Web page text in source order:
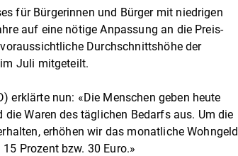
für Bürgerinnen und Bürger mit niedrigen
auf eine nötige Anpassung an die Preis-
Durchschnittshöhe der
Juli mitgeteilt.
erklärte nun: «Die Menschen geben heute
Waren des täglichen Bedarfs aus. Um die
erhöhen wir das monatliche Wohngeld
Prozent bzw. 30 Euro.»